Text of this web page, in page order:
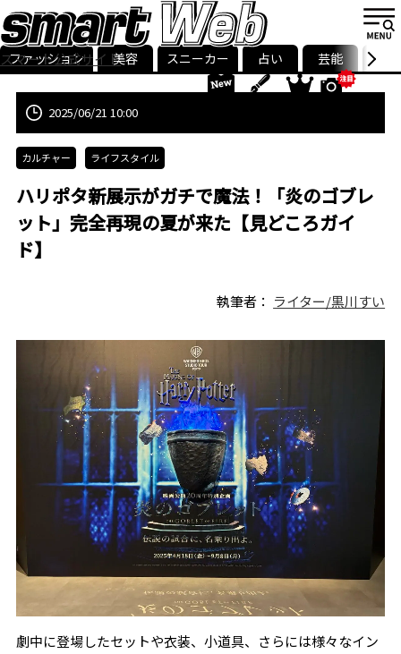
スマート公式サイト
smart最新号
記事一覧ランキング
ストリ
ファッション 美容 スニーカー 占い 芸能 グル
2025/06/21 10:00
カルチャー ライフスタイル
ハリポタ新展示がガチで魔法！「炎のゴブレ
ット」完全再現の夏が来た【見どころガイ
ド】
執筆者： ライター/黒川すい
劇中に登場したセットや衣装、小道具、さらには様々なイン